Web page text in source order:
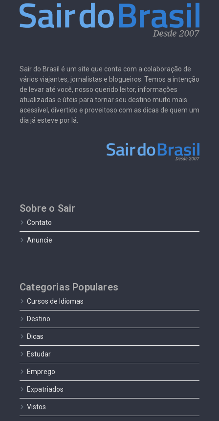
Sair do Brasil é um site que conta com a colaboração de
vários viajantes, jornalistas e blogueiros. Temos a intenção
de levar até você, nosso querido leitor, informações
atualizadas e úteis para tornar seu destino muito mais
acessível, divertido e proveitoso com as dicas de quem um
dia já esteve por lá.
Sobre o Sair
Contato
Anuncie
Categorias Populares
Cursos de Idiomas
Destino
Dicas
Estudar
Emprego
Expatriados
Vistos